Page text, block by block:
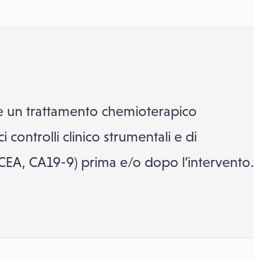
un trattamento chemioterapico
controlli clinico strumentali e di
CA19-9) prima e/o dopo l’intervento.